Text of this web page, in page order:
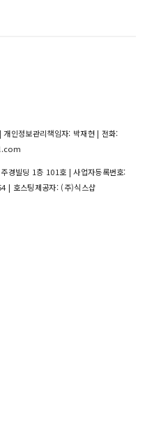
인정보관리책임자: 박재현 | 전화:
경빌딩 1층 101호 | 사업자등록번호:
| 호스팅제공자: (주)식스샵